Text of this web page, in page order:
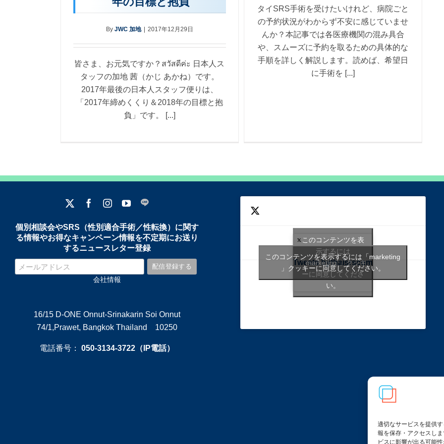
適切なサービスを提供
報を保存・アクセスし
ビスに影響が出る可能
By JWC 加地 | 2017年12月29日
皆さま、お元気ですか？สวัสดีค่ะ 日本人ス
タッフの加地 茜（かじ あかね）です。
2017年最後の日本人スタッフ便りは、
「2017年締めくくり＆2018年の目標と抱
負」です。 [...]
タイSRS手術を受けたいけれど、病院ごと
の予約状況がわからず不安に感じていませ
んか？本記事では各医療機関の混み具合
や、スムーズに予約を取るための具体的な
手順を詳しく解説します。読めば、希望日
に手術を [...]
個別相談会やSRS（性別適合手術／性転換）に関す
る情報やお得なキャンペーン情報を不定期にお送り
するニュースレター登録
会社情報
16/15 D-ONE Onnut-Srinakarin Soi Onnut
74/1,Prawet, Bangkok Thailand 10250
電話番号：050-3134-3722（IP電話）
Tweets bythaisrscom
このコンテンツを表
示するには
「marketing 」クッキ
ーに同意してくださ
い。
このコンテンツを表示するには「marketing
」クッキーに同意してください。